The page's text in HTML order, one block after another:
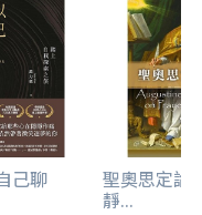
己聊 聖奧思定論
靜...